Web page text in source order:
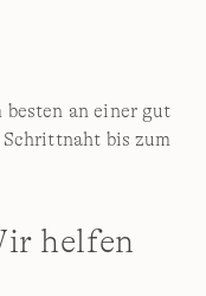
besten an einer gut
Schrittnaht bis zum
helfen